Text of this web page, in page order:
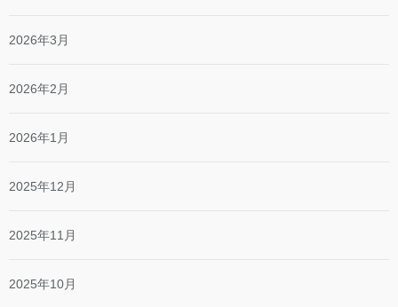
2026年3月
2026年2月
2026年1月
2025年12月
2025年11月
2025年10月